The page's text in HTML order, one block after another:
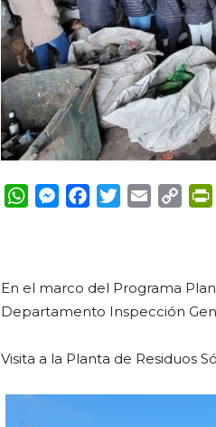
WhatsApp
Messenger
FacebookTwitterEmail Copy
En el marco del Programa
Departamento Inspección
Visita a la Planta de Residuos